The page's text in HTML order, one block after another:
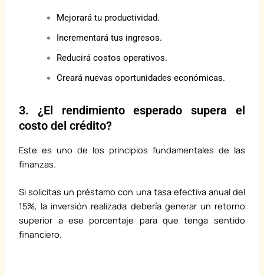
Mejorará tu productividad.
Incrementará tus ingresos.
Reducirá costos operativos.
Creará nuevas oportunidades económicas.
3. ¿El rendimiento esperado supera el
costo del crédito?
Este es uno de los principios fundamentales de las
finanzas.
Si solicitas un préstamo con una tasa efectiva anual del
15%, la inversión realizada debería generar un retorno
superior a ese porcentaje para que tenga sentido
financiero.